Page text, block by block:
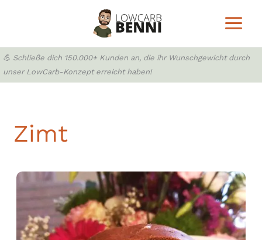
💪 Schließe dich 150.000+ Kunden an, die ihr Wunschgewicht durch
unser LowCarb-Konzept erreicht haben!
Zimt